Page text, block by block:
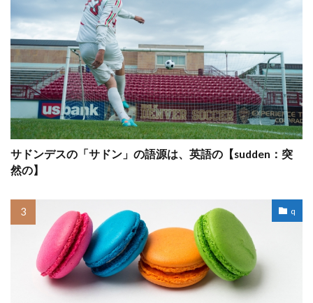
サドンデスの「サドン」の語源は、英語の【sudden：突
然の】
q